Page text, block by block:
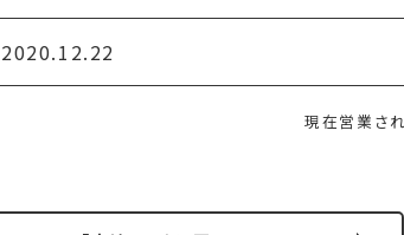
2020.12.22
現在営業さ